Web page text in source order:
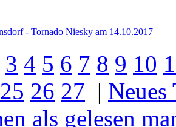
- Tornado Niesky am 14.10.2017
3 4 5 6 7 8 9 10
25 26 27 | Neues
als gelesen